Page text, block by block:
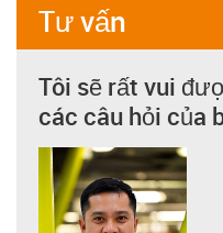
Tư vấn
Tôi sẽ rất vui
các câu hỏi của